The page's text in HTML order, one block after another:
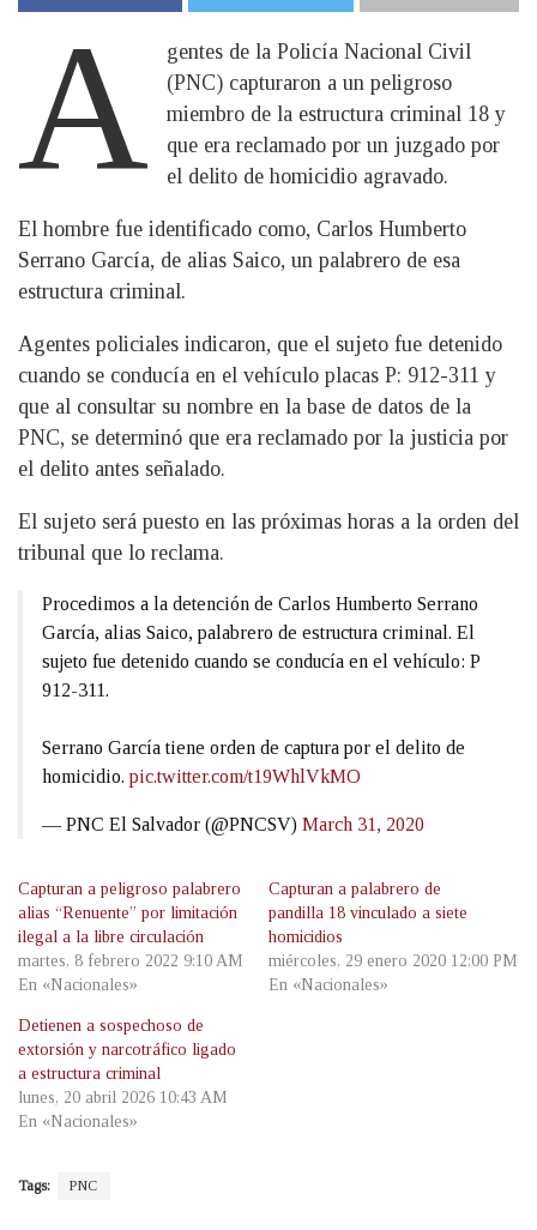
A
gentes de la Policía Nacional Civil
(PNC) capturaron a un peligroso
miembro de la estructura criminal 18 y
que era reclamado por un juzgado por
el delito de homicidio agravado.
El hombre fue identificado como, Carlos Humberto
Serrano García, de alias Saico, un palabrero de esa
estructura criminal.
Agentes policiales indicaron, que el sujeto fue detenido
cuando se conducía en el vehículo placas P: 912-311 y
que al consultar su nombre en la base de datos de la
PNC, se determinó que era reclamado por la justicia por
el delito antes señalado.
El sujeto será puesto en las próximas horas a la orden del
tribunal que lo reclama.
Procedimos a la detención de Carlos Humberto Serrano
García, alias Saico, palabrero de estructura criminal. El
sujeto fue detenido cuando se conducía en el vehículo: P
912-311.
Serrano García tiene orden de captura por el delito de
homicidio. pic.twitter.com/t19WhlVkMO
— PNC El Salvador (@PNCSV) March 31, 2020
Capturan a peligroso palabrero
alias “Renuente” por limitación
ilegal a la libre circulación
martes, 8 febrero 2022 9:10 AM
En «Nacionales»
Capturan a palabrero de
pandilla 18 vinculado a siete
homicidios
miércoles, 29 enero 2020 12:00 PM
En «Nacionales»
Detienen a sospechoso de
extorsión y narcotráfico ligado
a estructura criminal
lunes, 20 abril 2026 10:43 AM
En «Nacionales»
Tags: PNC